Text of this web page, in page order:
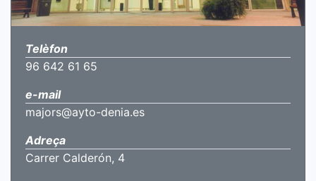
Telèfon
96 642 61 65
e-mail
majors@ayto-denia.es
Adreça
Carrer Calderón, 4